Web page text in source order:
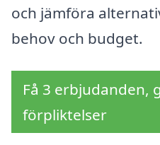
och jämföra
behov och budget.
Få 3 erbjudanden,
förpliktelser